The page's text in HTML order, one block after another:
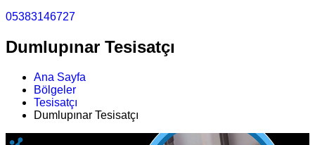
05383146727
Dumlupınar Tesisatçı
Ana Sayfa
Bölgeler
Tesisatçı
Dumlupınar Tesisatçı